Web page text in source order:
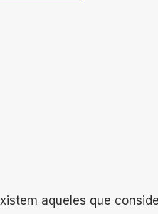
aqueles que